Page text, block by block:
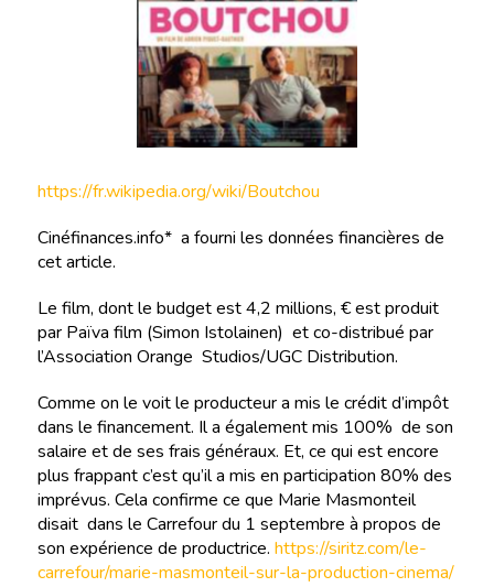
https://fr.wikipedia.org/wiki/Boutchou
Cinéfinances.info* a fourni les données financières de
cet article.
Le film, dont le budget est 4,2 millions, € est produit
par Païva film (Simon Istolainen) et co-distribué par
l’Association Orange Studios/UGC Distribution.
Comme on le voit le producteur a mis le crédit d’impôt
dans le financement. Il a également mis 100% de son
salaire et de ses frais généraux. Et, ce qui est encore
plus frappant c’est qu’il a mis en participation 80% des
imprévus. Cela confirme ce que Marie Masmonteil
disait dans le Carrefour du 1 septembre à propos de
son expérience de productrice. https://siritz.com/le-
carrefour/marie-masmonteil-sur-la-production-cinema/